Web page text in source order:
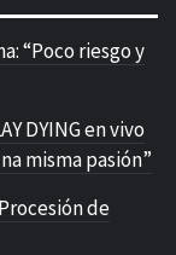
“Poco riesgo y
DYING en vivo
misma pasión”
de